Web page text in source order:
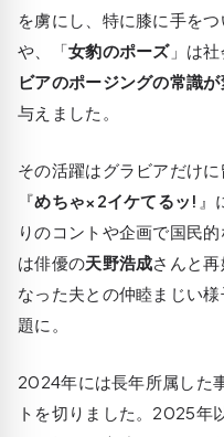
を虜にし、特に膝に手を
や、「女豹のポーズ」は社
ビアのポージングの常識
与えました。
その活躍はグラビアだけ
『めちゃ×2イケてるッ! 』
りのコントや企画で国民
は俳優の天野浩成さんと
なった夫との仲睦まじい
題に。
2024年には長年所属した
トを切りました。2025年